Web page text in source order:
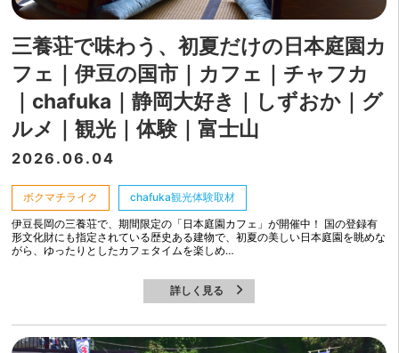
三養荘で味わう、初夏だけの日本庭園カ
フェ｜伊豆の国市｜カフェ｜チャフカ
｜chafuka｜静岡大好き｜しずおか｜グ
ルメ｜観光｜体験｜富士山
2026.06.04
ボクマチライク chafuka観光体験取材
伊豆長岡の三養荘で、期間限定の「日本庭園カフェ」が開催中！ 国の登録有
形文化財にも指定されている歴史ある建物で、初夏の美しい日本庭園を眺めな
がら、ゆったりとしたカフェタイムを楽しめ…
詳しく見る